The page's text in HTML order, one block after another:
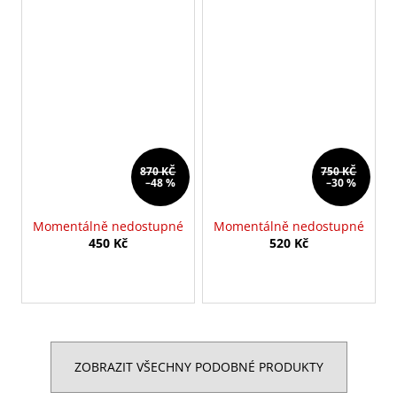
870 KČ
–48 %
Momentálně nedostupné
450 Kč
750 KČ
–30 %
Momentálně nedostupné
520 Kč
ZOBRAZIT VŠECHNY PODOBNÉ PRODUKTY